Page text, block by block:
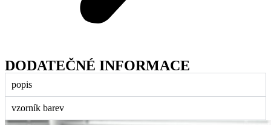
DODATEČNÉ INFORMACE
popis
vzorník barev